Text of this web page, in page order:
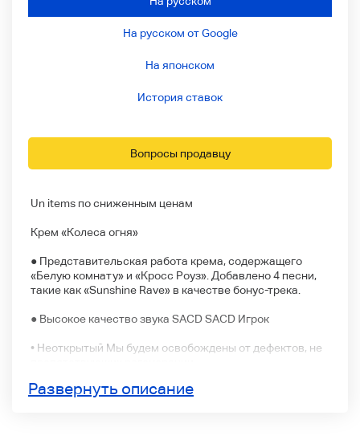
На русском от Google
На японском
История ставок
Вопросы продавцу
Un items по сниженным ценам
Крем «Колеса огня»
● Представительская работа крема, содержащего
«Белую комнату» и «Кросс Роуз». Добавлено 4 песни,
такие как «Sunshine Rave» в качестве бонус-трека.
● Высокое качество звука SACD SACD Игрок
• Неоткрытый Мы будем освобождены от дефектов, не
● Мы можем отправить с помощью Yu-mail (180 иен, без
Развернуть описание